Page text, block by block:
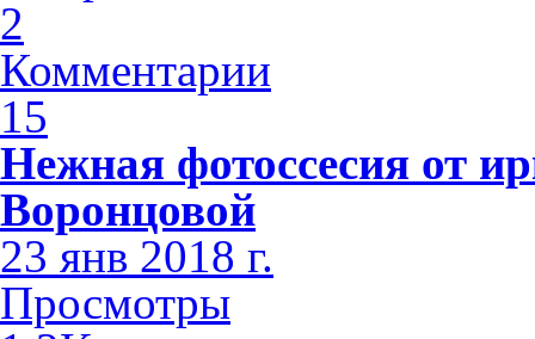
2
Комментарии
15
Нежная фотоссесия от
Воронцовой
23 янв 2018 г.
Просмотры